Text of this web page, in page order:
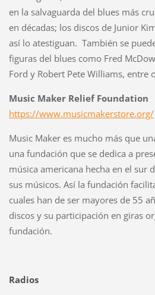
en la salvaguarda del blues más
en décadas; los discos de Junior
así lo atestiguan. También se
figuras del blues como Fred
Ford y Robert Pete Williams, entre
Music Maker Relief Foundation
https://www.musicmakerstore.org/
Music Maker es mucho más que
una fundación que se dedica a
música americana hecha en el sur
sus músicos. Así la fundación
cuales han de ser mayores de 55
discos y su participación en giras
fundación.
Radios